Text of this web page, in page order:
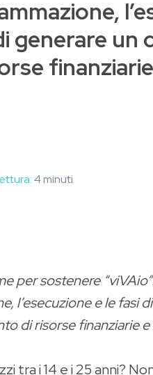
generare un
4minuti
per sostenere
l’esecuzione e le
di risorse finanziarie
tra i 14 e i 25 anni?